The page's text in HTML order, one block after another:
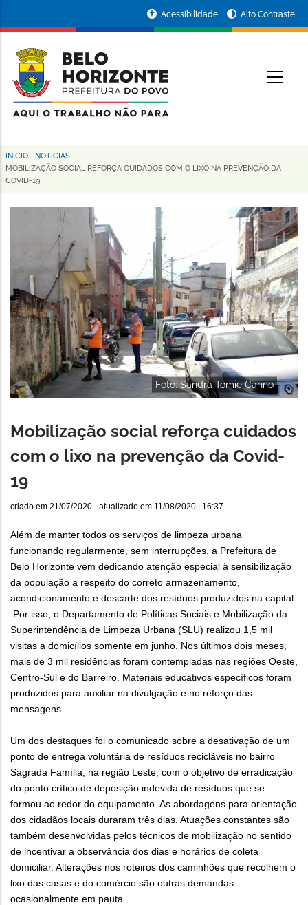
conteúdo
principal
da
Prefeitura
de
Horizonte
Acessibilidade Alto Contraste
Trilha
de
navegação
INÍCIO - NOTÍCIAS -
MOBILIZAÇÃO SOCIAL REFORÇA CUIDADOS COM O LIXO NA PREVENÇÃO DA
COVID-19
Foto: Sandra Tomie Canno
Mobilização social reforça cuidados
com o lixo na prevenção da Covid-
19
criado em 21/07/2020 - atualizado em 11/08/2020 | 16:37
Além de manter todos os serviços de limpeza urbana
funcionando regularmente, sem interrupções, a Prefeitura de
Belo Horizonte vem dedicando atenção especial à sensibilização
da população a respeito do correto armazenamento,
acondicionamento e descarte dos resíduos produzidos na capital.
Por isso, o Departamento de Políticas Sociais e Mobilização da
Superintendência de Limpeza Urbana (SLU) realizou 1,5 mil
visitas a domicílios somente em junho. Nos últimos dois meses,
mais de 3 mil residências foram contempladas nas regiões Oeste,
Centro-Sul e do Barreiro. Materiais educativos específicos foram
produzidos para auxiliar na divulgação e no reforço das
mensagens.
Um dos destaques foi o comunicado sobre a desativação de um
ponto de entrega voluntária de resíduos recicláveis no bairro
Sagrada Família, na região Leste, com o objetivo de erradicação
do ponto crítico de deposição indevida de resíduos que se
formou ao redor do equipamento. As abordagens para orientação
dos cidadãos locais duraram três dias. Atuações constantes são
também desenvolvidas pelos técnicos de mobilização no sentido
de incentivar a observância dos dias e horários de coleta
domiciliar. Alterações nos roteiros dos caminhões que recolhem o
lixo das casas e do comércio são outras demandas
ocasionalmente em pauta.